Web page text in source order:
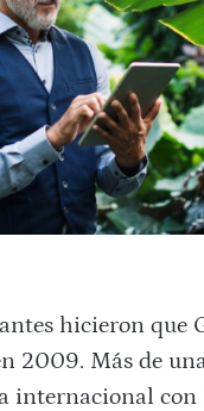
hicieron que
Más de
internacional con